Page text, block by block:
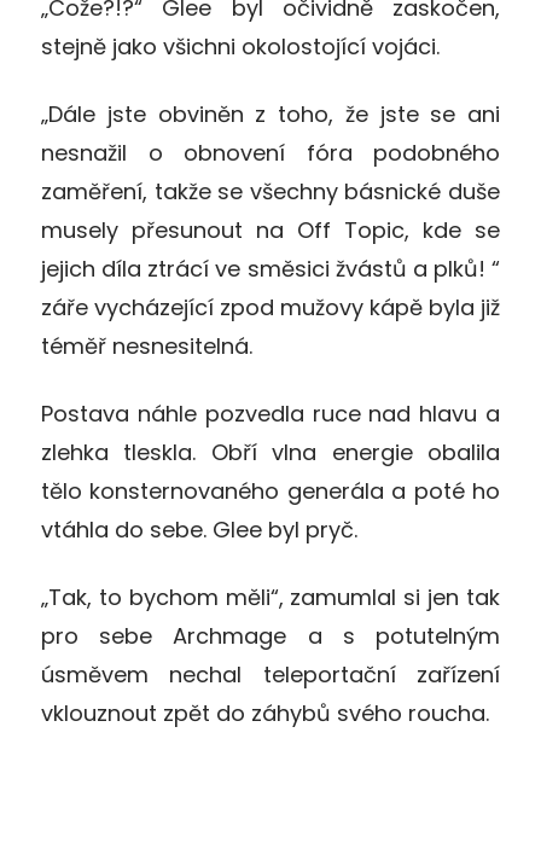
„Cože?!?“ Glee byl očividně zaskočen,
stejně jako všichni okolostojící vojáci.
„Dále jste obviněn z toho, že jste se ani
nesnažil o obnovení fóra podobného
zaměření, takže se všechny básnické duše
musely přesunout na Off Topic, kde se
jejich díla ztrácí ve směsici žvástů a plků! “
záře vycházející zpod mužovy kápě byla již
téměř nesnesitelná.
Postava náhle pozvedla ruce nad hlavu a
zlehka tleskla. Obří vlna energie obalila
tělo konsternovaného generála a poté ho
vtáhla do sebe. Glee byl pryč.
„Tak, to bychom měli“, zamumlal si jen tak
pro sebe Archmage a s potutelným
úsměvem nechal teleportační zařízení
vklouznout zpět do záhybů svého roucha.